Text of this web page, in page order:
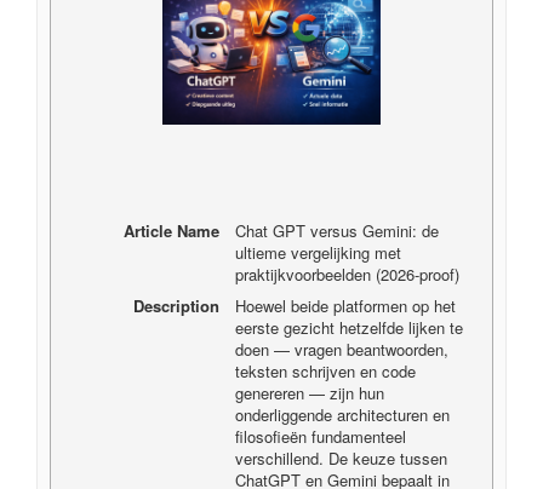
Article Name
Chat GPT versus Gemini: de
ultieme vergelijking met
praktijkvoorbeelden (2026-proof)
Description
Hoewel beide platformen op het
eerste gezicht hetzelfde lijken te
doen — vragen beantwoorden,
teksten schrijven en code
genereren — zijn hun
onderliggende architecturen en
filosofieën fundamenteel
verschillend. De keuze tussen
ChatGPT en Gemini bepaalt in